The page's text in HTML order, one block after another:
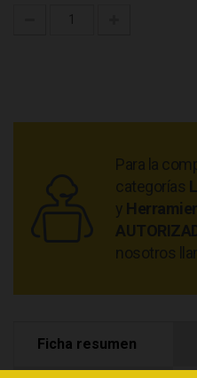
Para la
categorías
y
nosotros
Ficha resumen